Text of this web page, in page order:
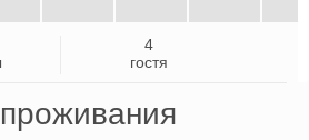
4
гостя